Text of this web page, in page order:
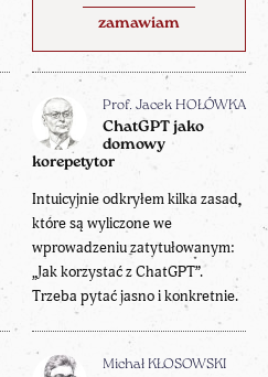
zamawiam
Prof. Jacek HOŁÓWKA
ChatGPT jako
domowy
korepetytor
Intuicyjnie odkryłem kilka zasad,
które są wyliczone we
wprowadzeniu zatytułowanym:
„Jak korzystać z ChatGPT”.
Trzeba pytać jasno i konkretnie.
Michał KŁOSOWSKI